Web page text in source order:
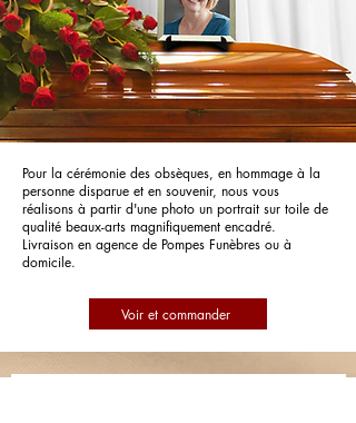
Pour la cérémonie des obsèques, en hommage à la
personne disparue et en souvenir, nous vous
réalisons à partir d'une photo un portrait sur toile de
qualité beaux-arts magnifiquement encadré.
Livraison en agence de Pompes Funèbres ou à
domicile.
Voir et commander